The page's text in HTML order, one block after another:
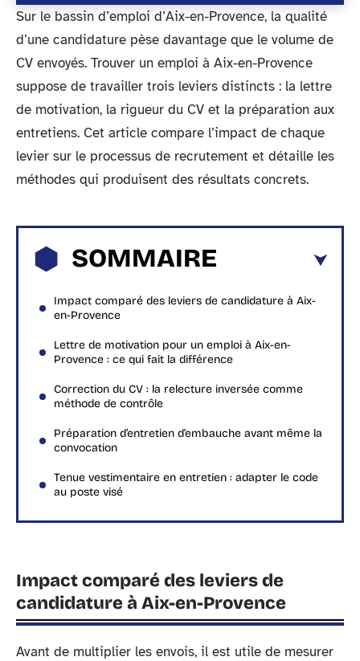
Sur le bassin d’emploi d’Aix-en-Provence, la qualité
d’une candidature pèse davantage que le volume de
CV envoyés. Trouver un emploi à Aix-en-Provence
suppose de travailler trois leviers distincts : la lettre
de motivation, la rigueur du CV et la préparation aux
entretiens. Cet article compare l’impact de chaque
levier sur le processus de recrutement et détaille les
méthodes qui produisent des résultats concrets.
SOMMAIRE
Impact comparé des leviers de candidature à Aix-
en-Provence
Lettre de motivation pour un emploi à Aix-en-
Provence : ce qui fait la différence
Correction du CV : la relecture inversée comme
méthode de contrôle
Préparation d’entretien d’embauche avant même la
convocation
Tenue vestimentaire en entretien : adapter le code
au poste visé
Impact comparé des leviers de
candidature à Aix-en-Provence
Avant de multiplier les envois, il est utile de mesurer